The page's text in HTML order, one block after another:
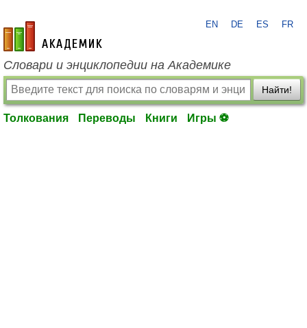
academic.ru
EN DE ES FR
Словари и энциклопедии на Академике
Найти!
Толкования Переводы Книги Игры ⚽